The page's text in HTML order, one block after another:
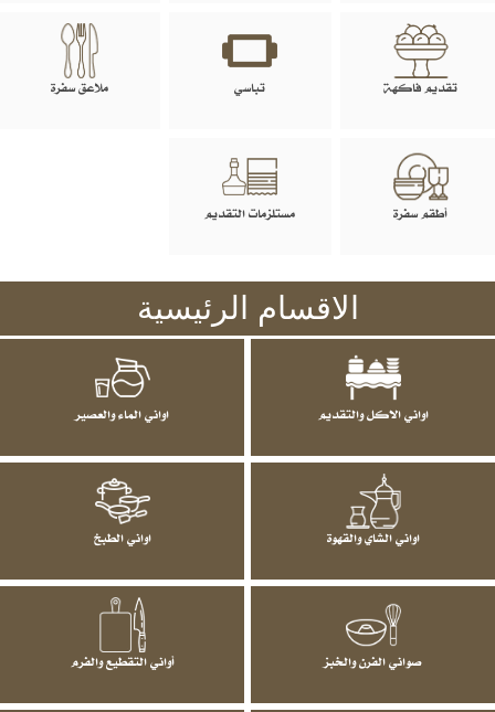
تقديم فاكهة تباسي ملاعق سفرة
أطقم سفرة مستلزمات التقديم
الاقسام الرئيسية
اواني الاكل والتقديم اواني الماء والعصير
اواني الشاي والقهوة اواني الطبخ
صواني الفرن والخبز أواني التقطيع والفرم